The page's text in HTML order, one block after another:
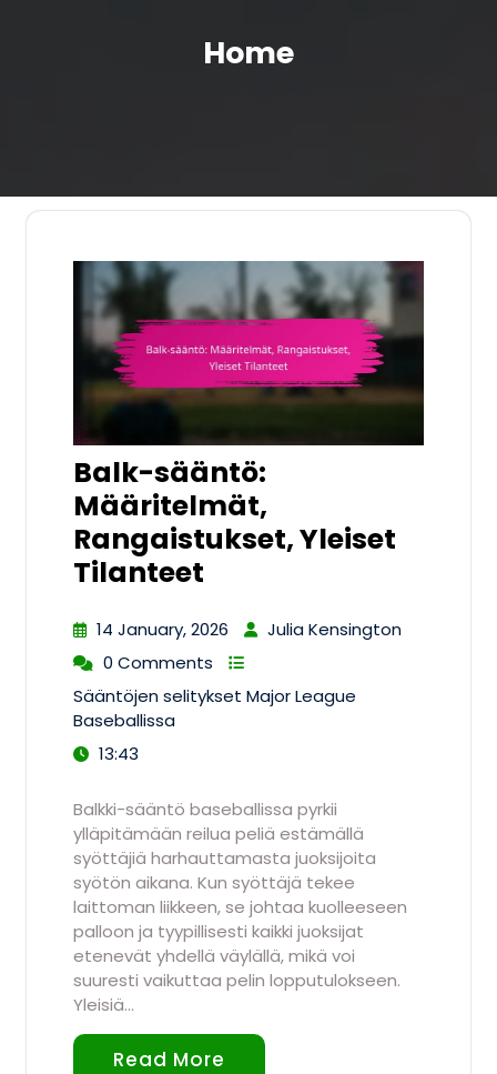
Home
Balk-sääntö:
Määritelmät,
Rangaistukset, Yleiset
Tilanteet
14 January, 2026
Julia Kensington
0 Comments
Sääntöjen selitykset Major League
Baseballissa
13:43
Balkki-sääntö baseballissa pyrkii
ylläpitämään reilua peliä estämällä
syöttäjiä harhauttamasta juoksijoita
syötön aikana. Kun syöttäjä tekee
laittoman liikkeen, se johtaa kuolleeseen
palloon ja tyypillisesti kaikki juoksijat
etenevät yhdellä väylällä, mikä voi
suuresti vaikuttaa pelin lopputulokseen.
Yleisiä…
Read More